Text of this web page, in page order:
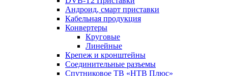
Андроид, смарт приставки
Кабельная продукция
Конвертеры
Круговые
Линейные
Крепеж и кронштейны
Соединительные разъемы
Спутниковое ТВ «НТВ Плюс»